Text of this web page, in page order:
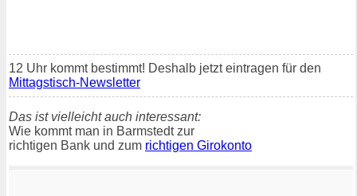
12 Uhr kommt bestimmt! Deshalb jetzt eintragen für den
Mittagstisch-Newsletter
Das ist vielleicht auch interessant:
Wie kommt man in Barmstedt zur
richtigen Bank und zum richtigen Girokonto